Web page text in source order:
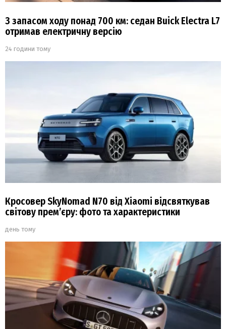
З запасом ходу понад 700 км: седан Buick Electra L7
отримав електричну версію
24 години тому
Кросовер SkyNomad N70 від Xiaomi відсвяткував
світову прем’єру: фото та характеристики
день тому